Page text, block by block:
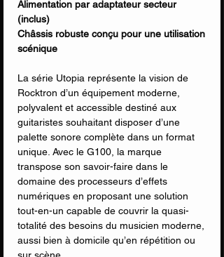
Alimentation par adaptateur secteur
(inclus)
Châssis robuste conçu pour une utilisation
scénique
La série Utopia représente la vision de
Rocktron d’un équipement moderne,
polyvalent et accessible destiné aux
guitaristes souhaitant disposer d’une
palette sonore complète dans un format
unique. Avec le G100, la marque
transpose son savoir-faire dans le
domaine des processeurs d’effets
numériques en proposant une solution
tout-en-un capable de couvrir la quasi-
totalité des besoins du musicien moderne,
aussi bien à domicile qu’en répétition ou
sur scène.